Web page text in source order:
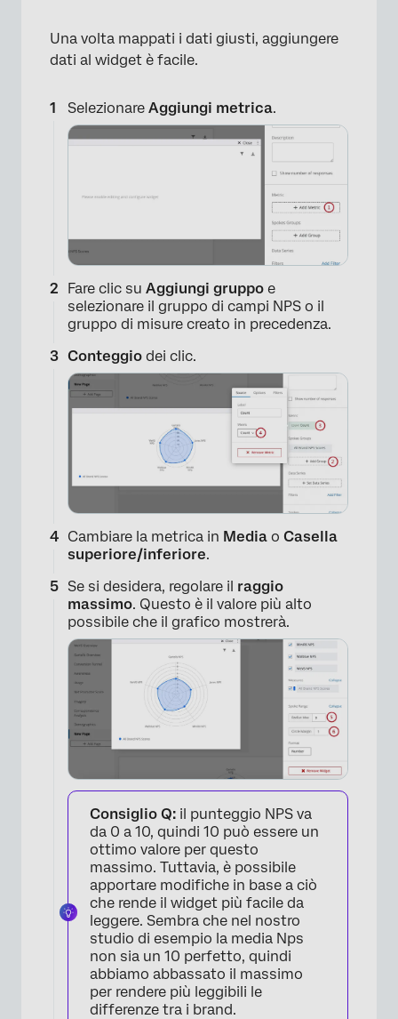
×
Una volta mappati i dati giusti, aggiungere
dati al widget è facile.
Selezionare Aggiungi metrica.
×
Fare clic su Aggiungi gruppo e
selezionare il gruppo di campi NPS o il
gruppo di misure creato in precedenza.
Conteggio dei clic.
Cambiare la metrica in Media o Casella
superiore/inferiore.
Se si desidera, regolare il raggio
massimo. Questo è il valore più alto
possibile che il grafico mostrerà.
Consiglio Q: il punteggio NPS va
da 0 a 10, quindi 10 può essere un
ottimo valore per questo
massimo. Tuttavia, è possibile
apportare modifiche in base a ciò
che rende il widget più facile da
leggere. Sembra che nel nostro
studio di esempio la media Nps
non sia un 10 perfetto, quindi
abbiamo abbassato il massimo
per rendere più leggibili le
differenze tra i brand.